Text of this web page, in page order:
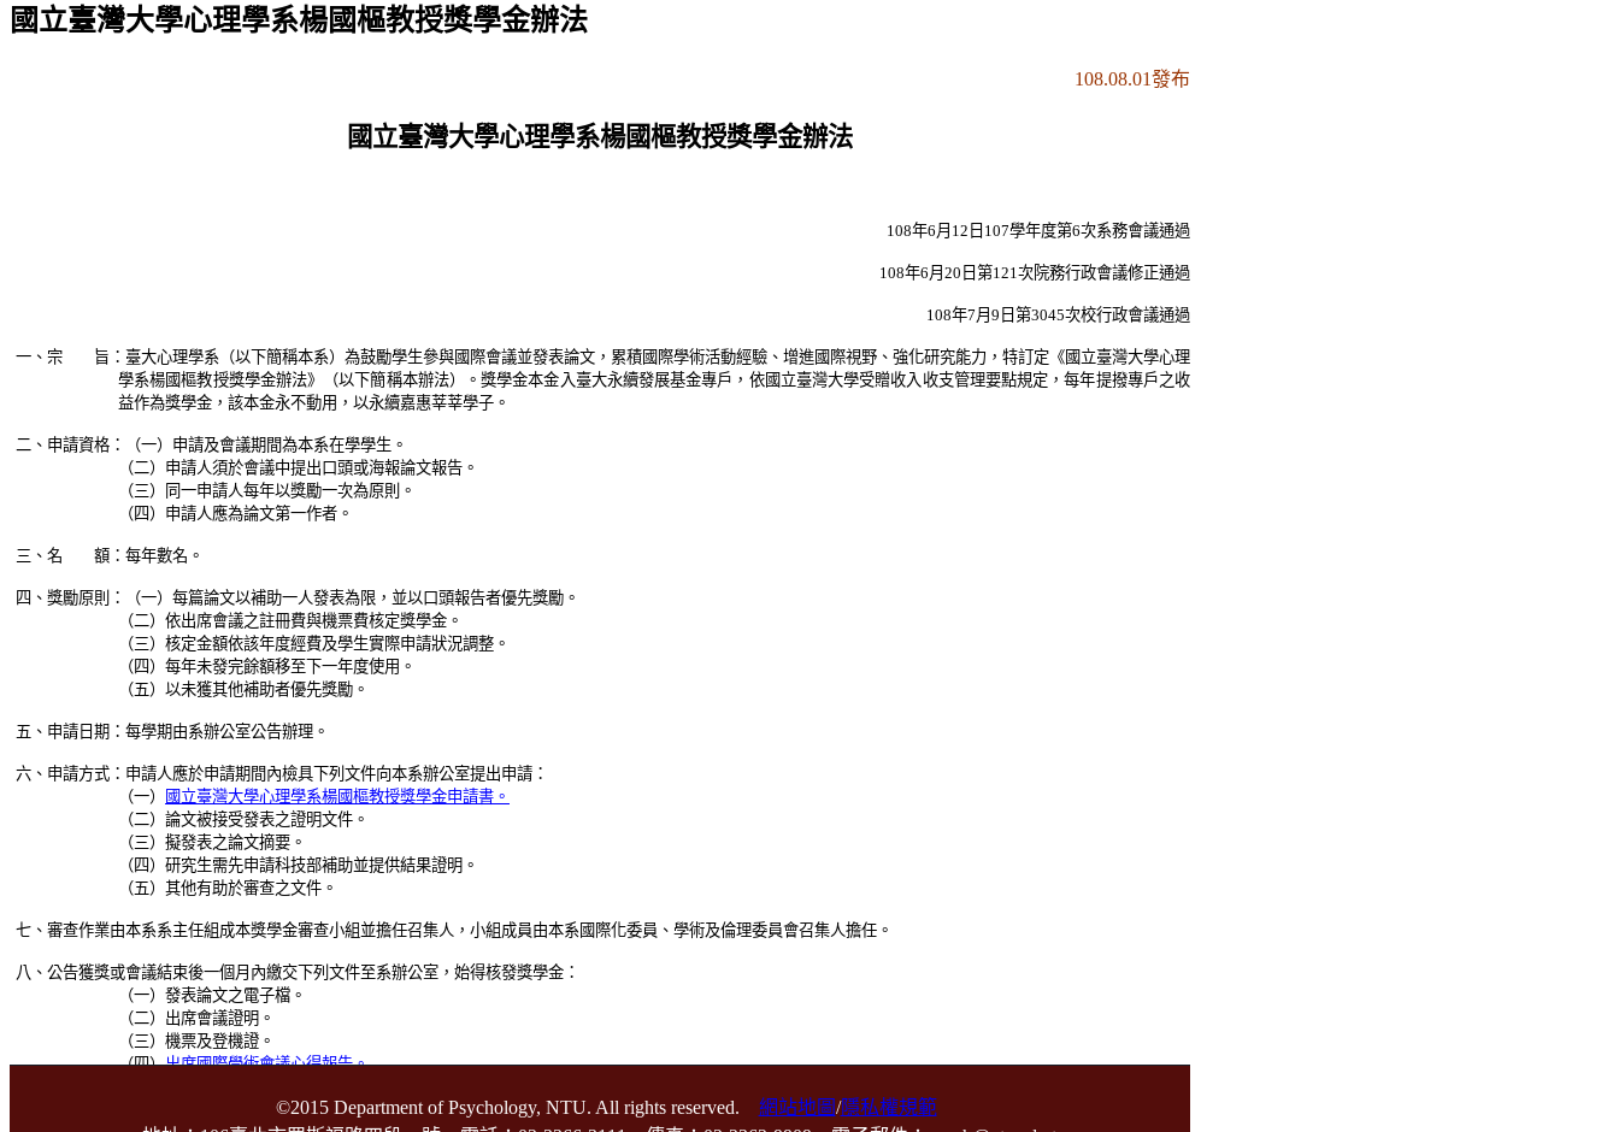
國立臺灣大學心理學系楊國樞教授獎學金辦法
108.08.01發布
國立臺灣大學心理學系楊國樞教授獎學金辦法
108年6 月 12 日 107學年度第6次系務會議通過
108年6 月 20 日第121 次院務行政會議修正通過
108年7 月 9 日第3045次校行政會議通過
一、 宗 旨： 臺大心理學系（以下簡稱本系）為鼓勵學生參與國際會議並發表論文，累積國際學術活動經驗、增進國際視野、強化研究能力，特訂定《國立臺灣大學心理
學系楊國樞教授獎學金辦法》（以下簡稱本辦法）。獎學金本金入臺大永續發展基金專戶，依國立臺灣大學受贈收入收支管理要點規定，每年提撥專戶之收
益作為獎學金，該本金永不動用，以永續嘉惠莘莘學子。
二、 申請資格：（一）申請及會議期間為本系在學學生。
（二）申請人須於會議中提出口頭或海報論文報告。
（三）同一申請人每年以獎勵一次為原則。
（四）申請人應為論文第一作者。
三、 名 額：每年數名。
四、 獎勵原則：（一）每篇論文以補助一人發表為限，並以口頭報告者優先獎勵。
（二）依出席會議之註冊費與機票費核定獎學金。
（三）核定金額依該年度經費及學生實際申請狀況調整。
（四） 每年未發完餘額移至下一年度使用。
（五）以未獲其他補助者優先獎勵 。
五、 申請日期：每學期由系辦公室公告辦理。
六、 申請方式：申請人應於申請期間內檢具下列文件向本系辦公室提出申請：
（一）
國立臺灣大學心理學系楊國樞教授獎學金申請書。
（二）論文被接受發表之證明文件。
（三）擬發表之論文摘要。
（四）研究生需先申請科技部補助並提供結果證明。
（五）其他有助於審查之文件。
七、 審查作業由本系系主任組成本獎學金審查小組並擔任召集人，小組成員由本系國際化委員、學術及倫理委員會召集人擔任。
八、 公告獲獎或會議結束後一個月內繳交下列文件至系辦公室，始得核發獎學金：
（一）發表論文之電子檔。
（二）出席會議證明。
（三）機票及登機證。
（四）出席國際學術會議心得報告。
本辦法經系務會議通過，報院、校核備後，自發布日施行。©2015 Department of Psychology, NTU. All rights reserved. 網站地圖/隱私權規範